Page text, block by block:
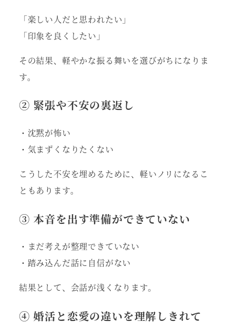
「楽しい人だと思われたい」
「印象を良くしたい」
その結果、軽やかな振る舞いを選びがちになりま
す。
② 緊張や不安の裏返し
・沈黙が怖い
・気まずくなりたくない
こうした不安を埋めるために、軽いノリになるこ
ともあります。
③ 本音を出す準備ができていない
・まだ考えが整理できていない
・踏み込んだ話に自信がない
結果として、会話が浅くなります。
④ 婚活と恋愛の違いを理解しきれて